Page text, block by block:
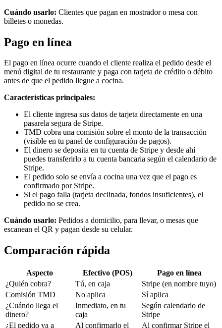
Cuándo usarlo: Clientes que pagan en mostrador o mesa con
billetes o monedas.
Pago en línea
El pago en línea ocurre cuando el cliente realiza el pedido desde el
menú digital de tu restaurante y paga con tarjeta de crédito o débito
antes de que el pedido llegue a cocina.
Características principales:
El cliente ingresa sus datos de tarjeta directamente en una
pasarela segura de Stripe.
TMD cobra una comisión sobre el monto de la transacción
(visible en tu panel de configuración de pagos).
El dinero se deposita en tu cuenta de Stripe y desde ahí
puedes transferirlo a tu cuenta bancaria según el calendario de
Stripe.
El pedido solo se envía a cocina una vez que el pago es
confirmado por Stripe.
Si el pago falla (tarjeta declinada, fondos insuficientes), el
pedido no se crea.
Cuándo usarlo: Pedidos a domicilio, para llevar, o mesas que
escanean el QR y pagan desde su celular.
Comparación rápida
Aspecto Efectivo (POS)
Pago en línea
¿Quién cobra?
Tú, en caja
Stripe (en nombre tuyo)
Comisión TMD
No aplica
Sí aplica
¿Cuándo llega el
dinero?
Inmediato, en tu
caja
Según calendario de
Stripe
¿El pedido va a
Al confirmarlo el Al confirmar Stripe el